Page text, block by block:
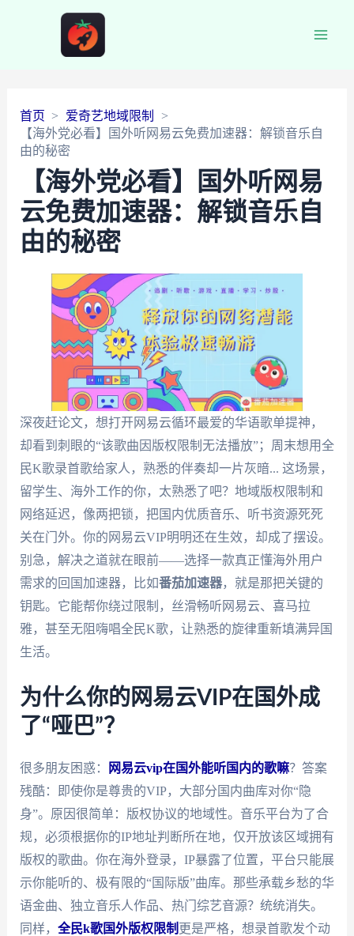
首页
爱奇艺地域限制
【海外党必看】国外听网易云免费加速器：解锁音乐自
由的秘密
【海外党必看】国外听网易
云免费加速器：解锁音乐自
由的秘密
深夜赶论文，想打开网易云循环最爱的华语歌单提神，
却看到刺眼的“该歌曲因版权限制无法播放”；周末想用全
民K歌录首歌给家人，熟悉的伴奏却一片灰暗... 这场景，
留学生、海外工作的你，太熟悉了吧？地域版权限制和
网络延迟，像两把锁，把国内优质音乐、听书资源死死
关在门外。你的网易云VIP明明还在生效，却成了摆设。
别急，解决之道就在眼前——选择一款真正懂海外用户
需求的回国加速器，比如番茄加速器，就是那把关键的
钥匙。它能帮你绕过限制，丝滑畅听网易云、喜马拉
雅，甚至无阻嗨唱全民K歌，让熟悉的旋律重新填满异国
生活。
为什么你的网易云VIP在国外成
了“哑巴”？
很多朋友困惑： 网易云vip在国外能听国内的歌嘛？答案
残酷：即使你是尊贵的VIP，大部分国内曲库对你“隐
身”。原因很简单：版权协议的地域性。音乐平台为了合
规，必须根据你的IP地址判断所在地，仅开放该区域拥有
版权的歌曲。你在海外登录，IP暴露了位置，平台只能展
示你能听的、极有限的“国际版”曲库。那些承载乡愁的华
语金曲、独立音乐人作品、热门综艺音源？统统消失。
同样， 全民k歌国外版权限制 更是严格，想录首歌发个动